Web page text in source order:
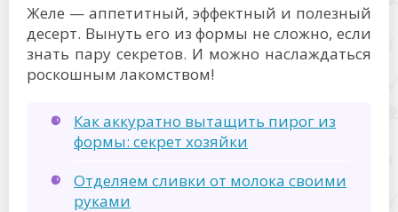
Желе — аппетитный, эффектный и полезный
десерт. Вынуть его из формы не сложно, если
знать пару секретов. И можно наслаждаться
роскошным лакомством!
Как аккуратно вытащить пирог из
формы: секрет хозяйки
Отделяем сливки от молока своими
руками